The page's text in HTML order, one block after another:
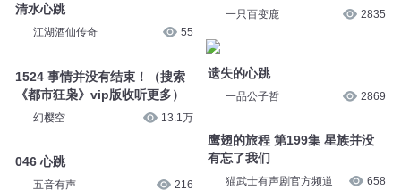
清水心跳
江湖酒仙传奇 55
1524 事情并没有结束！（搜索
《都市狂枭》vip版收听更多）
幻樱空 13.1万
046 心跳
五音有声 216
一只百变鹿 2835
遗失的心跳
一品公子哲 2869
鹰翅的旅程 第199集 星族并没
有忘了我们
猫武士有声剧官方频道 658